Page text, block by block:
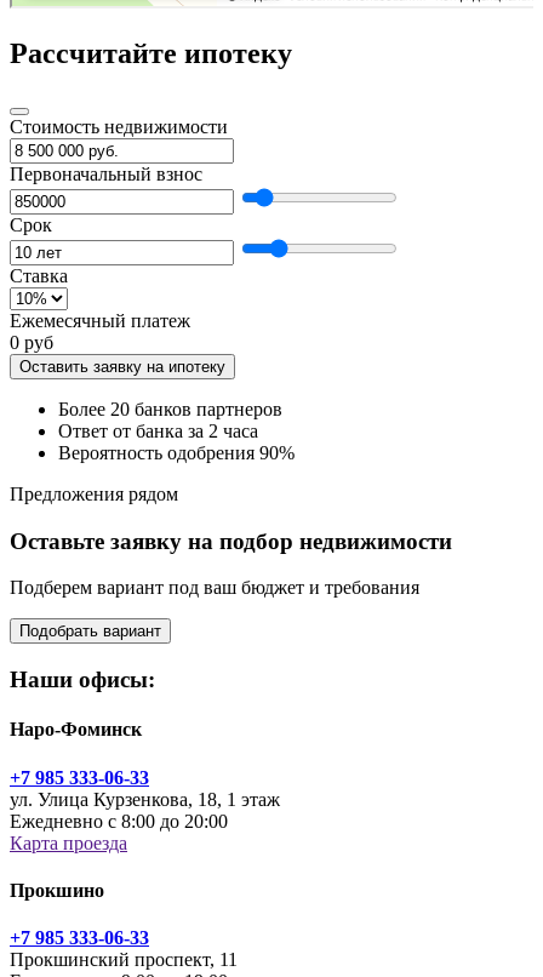
Рассчитайте ипотеку
Стоимость недвижимости
Первоначальный взнос
Срок
Ставка
Ежемесячный платеж
0 руб
Оставить заявку на ипотеку
Более 20 банков партнеров
Ответ от банка за 2 часа
Вероятность одобрения 90%
Предложения рядом
Оставьте заявку на подбор недвижимости
Подберем вариант под ваш бюджет и требования
Подобрать вариант
Наши офисы:
Наро-Фоминск
+7 985 333-06-33
ул. Улица Курзенкова, 18, 1 этаж
Ежедневно с 8:00 до 20:00
Карта проезда
Прокшино
+7 985 333-06-33
Прокшинский проспект, 11